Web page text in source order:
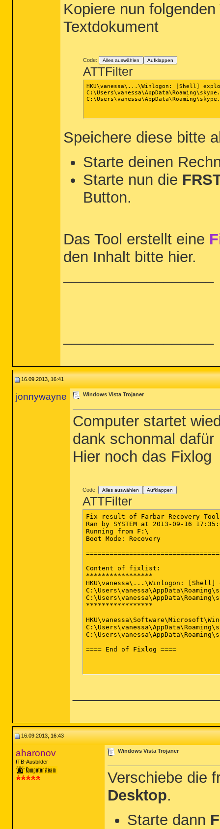
Kopiere nun
Textdokument
Code: Alles auswählen Aufklappen
ATTFilter
HKU\vanessa\...\Winlogon: [Shell]
Speichere diese bitte
Starte deinen
Starte nun die
Button.
Das Tool erstellt eine
den Inhalt bitte hier.
16.09.2013, 16:41
jonnywayne Windows Vista Trojaner
Computer startet
dank schonmal dafür
Hier noch das Fixlog
Code: Alles auswählen Aufklappen
ATTFilter
Fix result of Farbar Recovery
Ran by SYSTEM at 2013-09-16
Running from F:\
Boot Mode: Recovery
Content of fixlist:
*****************
HKU\vanessa\...\Winlogon: [Shell]
*****************
==== End of Fixlog ====
16.09.2013, 16:43
aharonov
TB-Ausbilder
Windows Vista Trojaner
Verschiebe die
Desktop.
Starte dann